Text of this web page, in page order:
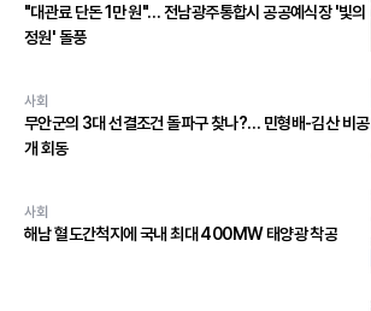
"대관료 단돈 1만 원"… 전남광주통합시 공공예식장 '빛의
정원' 돌풍
사회
무안군의 3대 선결조건 돌파구 찾나?… 민형배-김산 비공
개 회동
사회
해남 혈도간척지에 국내 최대 400MW 태양광 착공